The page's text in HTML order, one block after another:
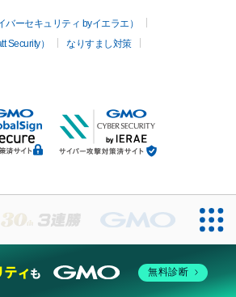
ーセキュリティ byイエラエ）
Security）
なりすまし対策
無料診断